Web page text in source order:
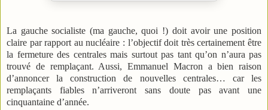
La gauche socialiste (ma gauche, quoi !) doit avoir une position
claire par rapport au nucléaire : l’objectif doit très certainement être
la fermeture des centrales mais surtout pas tant qu’on n’aura pas
trouvé de remplaçant. Aussi, Emmanuel Macron a bien raison
d’annoncer la construction de nouvelles centrales… car les
remplaçants fiables n’arriveront sans doute pas avant une
cinquantaine d’année.